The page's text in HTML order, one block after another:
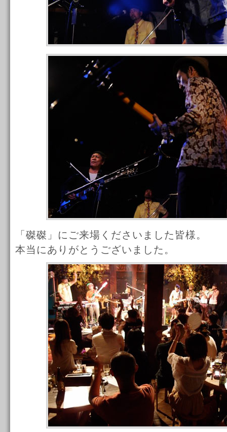
「磔磔」にご来場くださいました皆様。
本当にありがとうございました。